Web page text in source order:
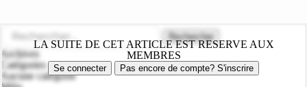
LA SUITE DE CET ARTICLE EST RESERVE AUX
MEMBRES
Se connecter Pas encore de compte? S'inscrire
Archives
Catégories
Aucune catégorie